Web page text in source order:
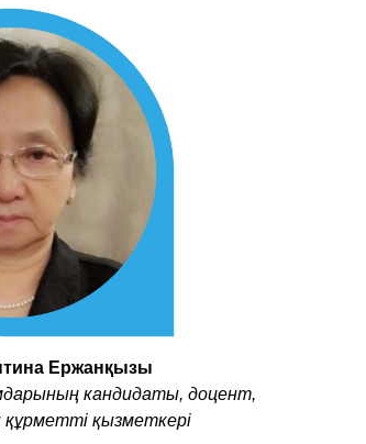
Ержанқызы
кандидаты, доцент,
құрметті қызметкері